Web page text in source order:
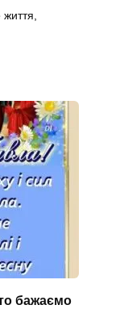
бажаємо